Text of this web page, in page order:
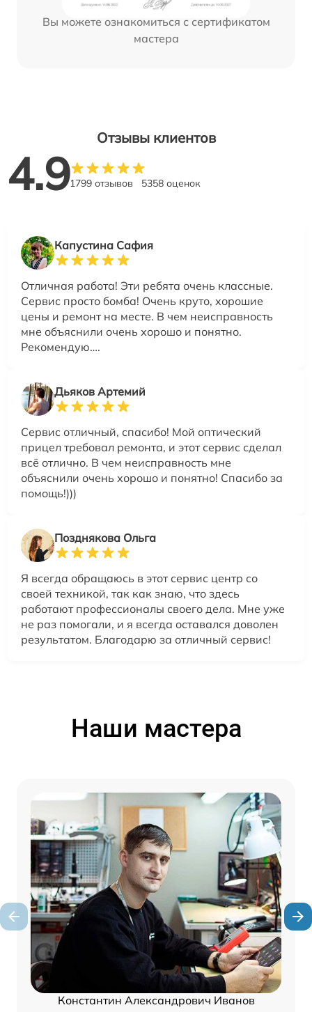
Вы можете ознакомиться с сертификатом
мастера
Отзывы клиентов
4.91799 отзывов 5358 оценок
Капустина Сафия
Отличная работа! Эти ребята очень классные.
Сервис просто бомба! Очень круто, хорошие
цены и ремонт на месте. В чем неисправность
мне объяснили очень хорошо и понятно.
Рекомендую….
Дьяков Артемий
Сервис отличный, спасибо! Мой оптический
прицел требовал ремонта, и этот сервис сделал
всё отлично. В чем неисправность мне
объяснили очень хорошо и понятно! Спасибо за
помощь!)))
Позднякова Ольга
Я всегда обращаюсь в этот сервис центр со
своей техникой, так как знаю, что здесь
работают профессионалы своего дела. Мне уже
не раз помогали, и я всегда оставался доволен
результатом. Благодарю за отличный сервис!
Наши мастера
Константин Александрович Иванов